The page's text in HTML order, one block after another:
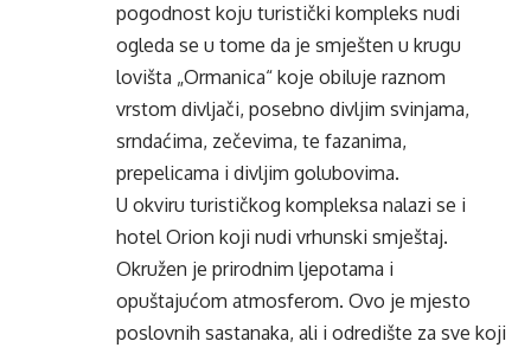
pogodnost koju turistički kompleks nudi
ogleda se u tome da je smješten u krugu
lovišta „Ormanica“ koje obiluje raznom
vrstom divljači, posebno divljim svinjama,
srndaćima, zečevima, te fazanima,
prepelicama i divljim golubovima.
U okviru turističkog kompleksa nalazi se i
hotel Orion koji nudi vrhunski smještaj.
Okružen je prirodnim ljepotama i
opuštajućom atmosferom. Ovo je mjesto
poslovnih sastanaka, ali i odredište za sve koji